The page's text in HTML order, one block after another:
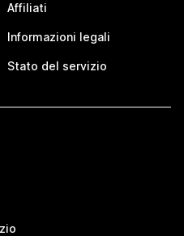
Affiliati
Informazioni legali
Stato del servizio